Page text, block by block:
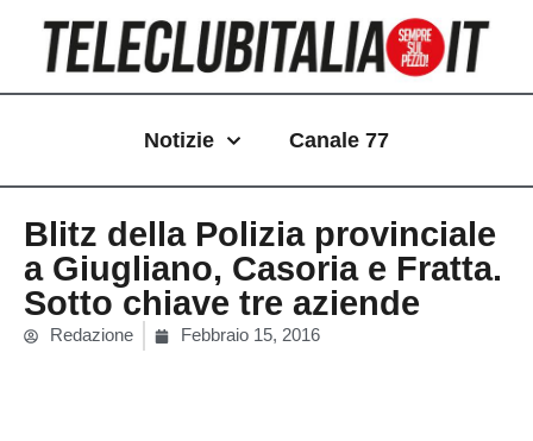
contenuto
Notizie Canale 77
Blitz della Polizia provinciale
a Giugliano, Casoria e Fratta.
Sotto chiave tre aziende
Redazione Febbraio 15, 2016